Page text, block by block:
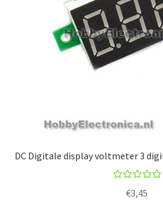
DC Digitale display voltmeter 3
out
€3,45